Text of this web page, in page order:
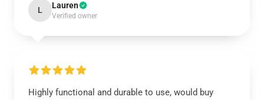
L Lauren
Verified owner
Highly functional and durable to use, would buy